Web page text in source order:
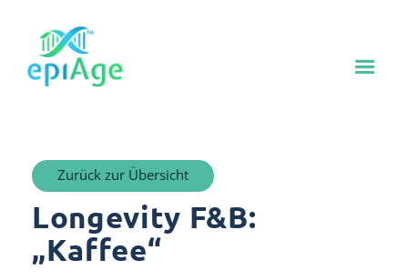
Zurück zur Übersicht
Longevity F&B:
„Kaffee“